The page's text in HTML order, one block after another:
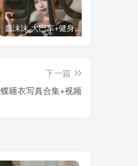
蠢沫沫 大巴车+健身环+埃及喵COS写真合集
下一篇
睡衣写真合集+视频